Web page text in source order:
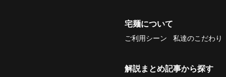
宅麺について
ご利用シーン 私達のこだわり
解説まとめ記事から探す